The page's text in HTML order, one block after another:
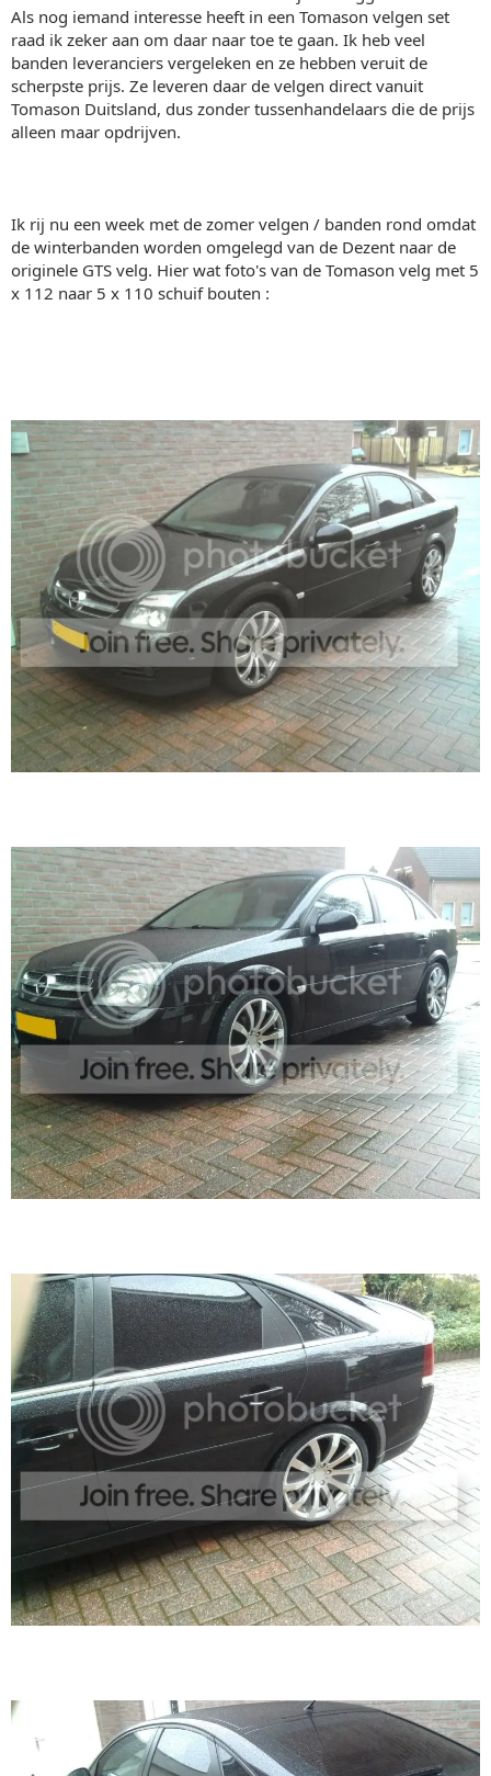
Als nog iemand interesse heeft in een Tomason velgen set
raad ik zeker aan om daar naar toe te gaan. Ik heb veel
banden leveranciers vergeleken en ze hebben veruit de
scherpste prijs. Ze leveren daar de velgen direct vanuit
Tomason Duitsland, dus zonder tussenhandelaars die de prijs
alleen maar opdrijven.
Ik rij nu een week met de zomer velgen / banden rond omdat
de winterbanden worden omgelegd van de Dezent naar de
originele GTS velg. Hier wat foto's van de Tomason velg met 5
x 112 naar 5 x 110 schuif bouten :